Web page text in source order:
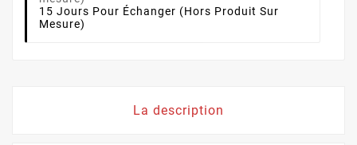
15 Jours Pour Échanger (hors Produit Sur
Mesure)
La description